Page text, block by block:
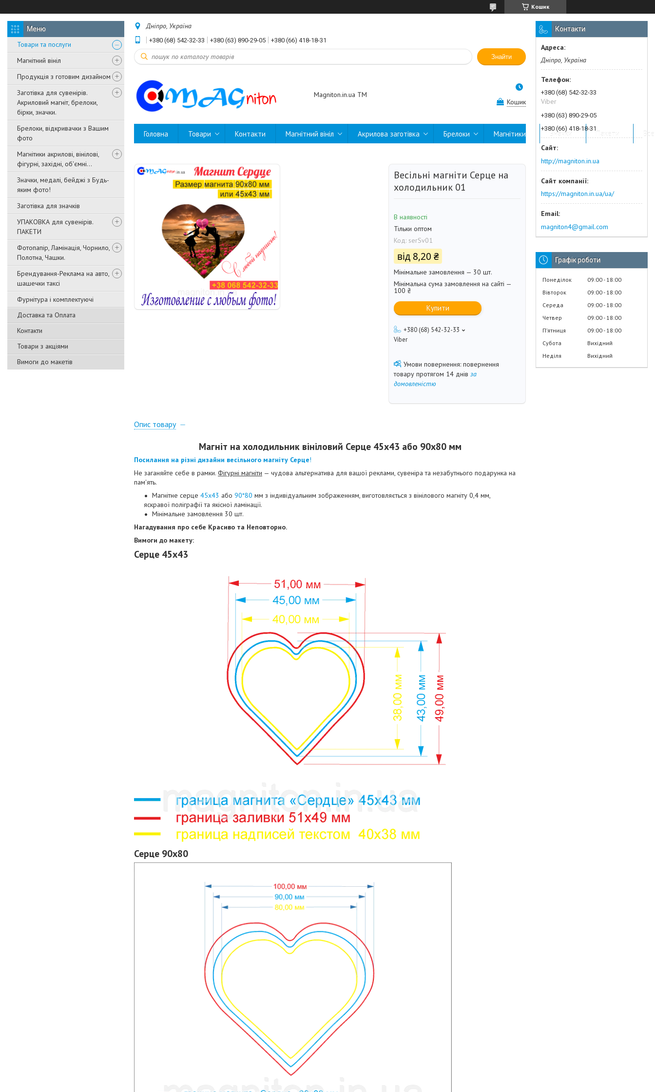
Кошик
Товари та послуги
Магнітний вініл
Продукція з готовим дизайном
Заготівка для сувенірів.
Акриловий магніт, брелоки,
бірки, значки.
Брелоки, відкривачки з Вашим
фото
Магнітики акрилові, вінілові,
фігурні, західні, об'ємні...
Значки, медалі, бейджі з Будь-
яким фото!
Заготівка для значків
УПАКОВКА для сувенірів.
ПАКЕТИ
Фотопапір, Ламінація, Чорнило,
Полотна, Чашки.
Брендування-Реклама на авто,
шашечки таксі
Фурнітура і комплектуючі
Доставка та Оплата
Контакти
Товари з акціями
Вимоги до макетів
Дніпро, Україна
+380 (68) 542-32-33 +380 (63) 890-29-05 +380 (66) 418-18-31
Знайти
Magniton.in.ua ТМ
Кошик
Головна Товари Контакти Магнітний вініл Акрилова заготівка Брелоки Магнітики Значки Пакети
Весільні магніти Серце на
холодильник 01
В наявності
Тільки оптом
Код: serSv01
від 8,20 ₴
Мінімальне замовлення — 30 шт.
Мінімальна сума замовлення на сайті —
100 ₴
Купити
+380 (68) 542-32-33
Viber
повернення
товару протягом 14 днів за
домовленістю
Опис товару
Магніт на холодильник вініловий Серце 45х43 або 90х80 мм
Посилання на різні дизайни весільного магніту Серце!
Не заганяйте себе в рамки. Фігурні магніти — чудова альтернатива для вашої реклами, сувеніра та незабутнього подарунка на
пам'ять.
Магнітне серце 45х43 або 90*80 мм з індивідуальним зображенням, виготовляється з вінілового магніту 0,4 мм,
яскравої поліграфії та якісної ламінації.
Мінімальне замовлення 30 шт.
Нагадування про себе Красиво та Неповторно.
Вимоги до макету:
Серце 45х43
Серце 90х80
Контакти
Дніпро, Україна
+380 (68) 542-32-33
Viber
+380 (63) 890-29-05
+380 (66) 418-18-31
http://magniton.in.ua
https://magniton.in.ua/ua/
magniton4@gmail.com
Графік роботи
Понеділок 09:00 18:00
Вівторок
09:00 18:00
Середа
09:00 18:00
Четвер
09:00 18:00
Пʼятниця
09:00 18:00
Субота
Вихідний
Неділя
Вихідний